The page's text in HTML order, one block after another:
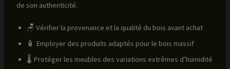
de son authenticité.
🪑 Vérifier la provenance et la qualité du bois avant achat
🧴 Employer des produits adaptés pour le bois massif
🌡️ Protéger les meubles des variations extrêmes d’humidité